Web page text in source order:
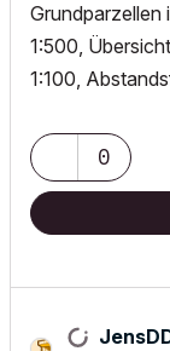
Grundparzellen
1:500,
1:100,
0